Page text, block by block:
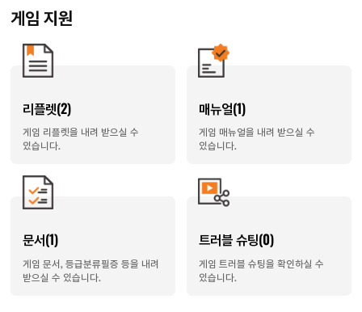
게임 지원
리플렛(2)
게임 리플렛을 내려 받으실 수
있습니다.
매뉴얼(1)
게임 매뉴얼을 내려 받으실 수
있습니다.
문서(1)
게임 문서, 등급분류필증 등을 내려
받으실 수 있습니다.
트러블 슈팅(0)
게임 트러블 슈팅을 확인하실 수
있습니다.